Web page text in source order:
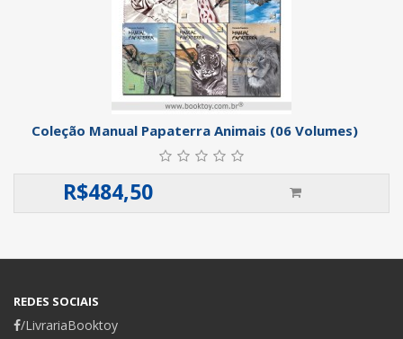
Coleção Manual Papaterra Animais (06 Volumes)
R$484,50
REDES SOCIAIS
/LivrariaBooktoy